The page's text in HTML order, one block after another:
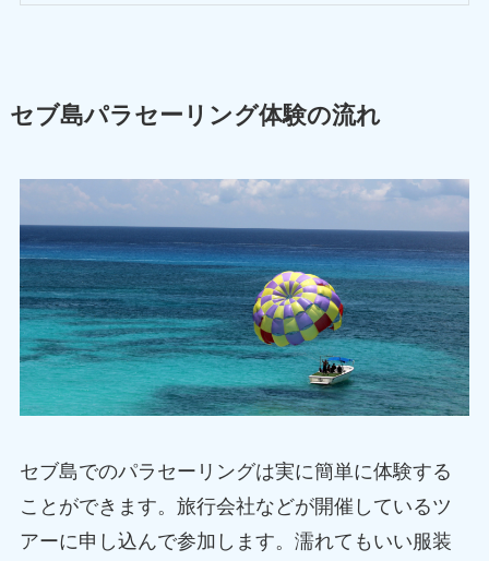
セブ島パラセーリング体験の流れ
セブ島でのパラセーリングは実に簡単に体験する
ことができます。旅行会社などが開催しているツ
アーに申し込んで参加します。濡れてもいい服装